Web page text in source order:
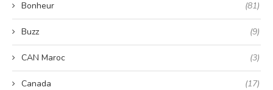
Bonheur (81)
Buzz (9)
CAN Maroc (3)
Canada (17)